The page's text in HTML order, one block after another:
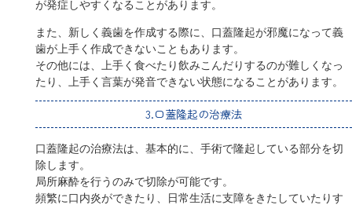
が発症しやすくなることがあります。
また、新しく義歯を作成する際に、口蓋隆起が邪魔になって義
歯が上手く作成できないこともあります。
その他には、上手く食べたり飲みこんだりするのが難しくなっ
たり、上手く言葉が発音できない状態になることがあります。
3.口蓋隆起の治療法
口蓋隆起の治療法は、基本的に、手術で隆起している部分を切
除します。
局所麻酔を行うのみで切除が可能です。
頻繁に口内炎ができたり、日常生活に支障をきたしていたりす